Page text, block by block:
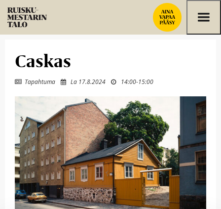
Caskas
 Tapahtuma  La 17.8.2024  14:00-15:00